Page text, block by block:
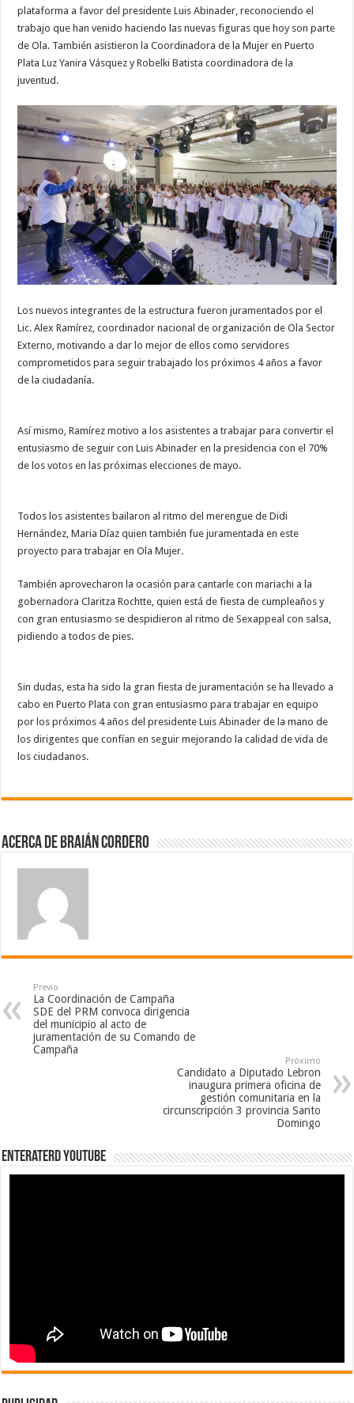
plataforma a favor del presidente Luis Abinader, reconociendo el
trabajo que han venido haciendo las nuevas figuras que hoy son parte
de Ola. También asistieron la Coordinadora de la Mujer en Puerto
Plata Luz Yanira Vásquez y Robelki Batista coordinadora de la
juventud.
Los nuevos integrantes de la estructura fueron juramentados por el
Lic. Alex Ramírez, coordinador nacional de organización de Ola Sector
Externo, motivando a dar lo mejor de ellos como servidores
comprometidos para seguir trabajado los próximos 4 años a favor
de la ciudadanía.
Así mismo, Ramírez motivo a los asistentes a trabajar para convertir el
entusiasmo de seguir con Luis Abinader en la presidencia con el 70%
de los votos en las próximas elecciones de mayo.
Todos los asistentes bailaron al ritmo del merengue de Didi
Hernández, Maria Díaz quien también fue juramentada en este
proyecto para trabajar en Ola Mujer.
También aprovecharon la ocasión para cantarle con mariachi a la
gobernadora Claritza Rochtte, quien está de fiesta de cumpleaños y
con gran entusiasmo se despidieron al ritmo de Sexappeal con salsa,
pidiendo a todos de pies.
Sin dudas, esta ha sido la gran fiesta de juramentación se ha llevado a
cabo en Puerto Plata con gran entusiasmo para trabajar en equipo
por los próximos 4 años del presidente Luis Abinader de la mano de
los dirigentes que confían en seguir mejorando la calidad de vida de
los ciudadanos.
Acerca de Braián Cordero
Previo
La Coordinación de Campaña
SDE del PRM convoca dirigencia
del municipio al acto de
juramentación de su Comando de
Campaña
Próximo
Candidato a Diputado Lebron
inaugura primera oficina de
gestión comunitaria en la
circunscripción 3 provincia Santo
Domingo
EnterateRD YOUTUBE